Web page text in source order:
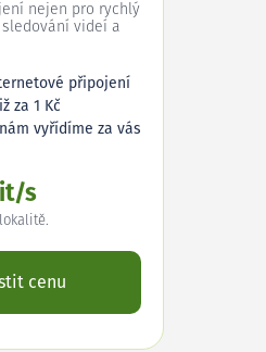
nejen pro rychlý
videí a
připojení
za 1 Kč
vyřídíme za vás
s
cenu